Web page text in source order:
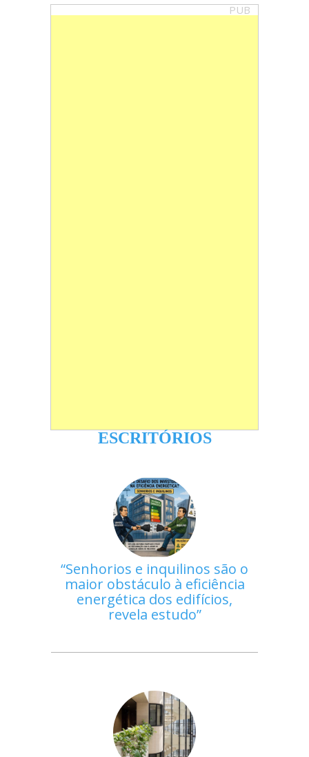
PUB
ESCRITÓRIOS
Senhorios e inquilinos são o
maior obstáculo à eficiência
energética dos edifícios,
revela estudo